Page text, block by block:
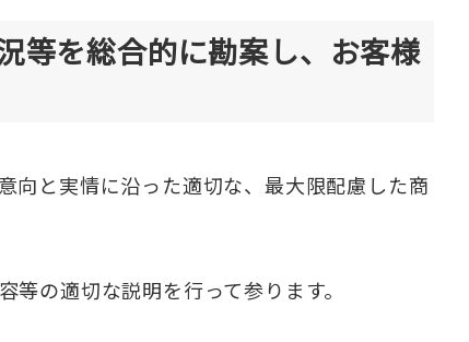
等を総合的に勘案し、お客様
向と実情に沿った適切な、最大限配慮した商
の適切な説明を行って参ります。